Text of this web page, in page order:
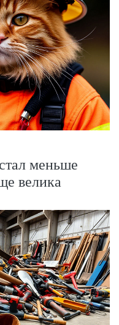
меньше
велика